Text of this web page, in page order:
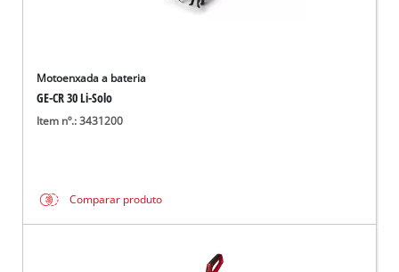
Motoenxada a bateria
GE-CR 30 Li-Solo
Item nº.: 3431200
Comparar produto